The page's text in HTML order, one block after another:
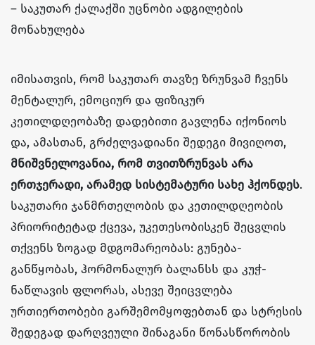
– საკუთარ ქალაქში უცნობი ადგილების
მონახულება
იმისათვის, რომ საკუთარ თავზე ზრუნვამ ჩვენს
მენტალურ, ემოციურ და ფიზიკურ
კეთილდღეობაზე დადებითი გავლენა იქონიოს
და, ამასთან, გრძელვადიანი შედეგი მივიღოთ,
მნიშვნელოვანია, რომ თვითზრუნვას არა
ერთჯერადი, არამედ სისტემატური სახე ჰქონდეს.
საკუთარი ჯანმრთელობის და კეთილდღეობის
პრიორიტეტად ქცევა, უკეთესობისკენ შეცვლის
თქვენს ზოგად მდგომარეობას: გუნება-
განწყობას, ჰორმონალურ ბალანსს და კუჭ-
ნაწლავის ფლორას, ასევე შეიცვლება
ურთიერთობები გარშემომყოფებთან და სტრესის
შედეგად დარღვეული შინაგანი წონასწორობის